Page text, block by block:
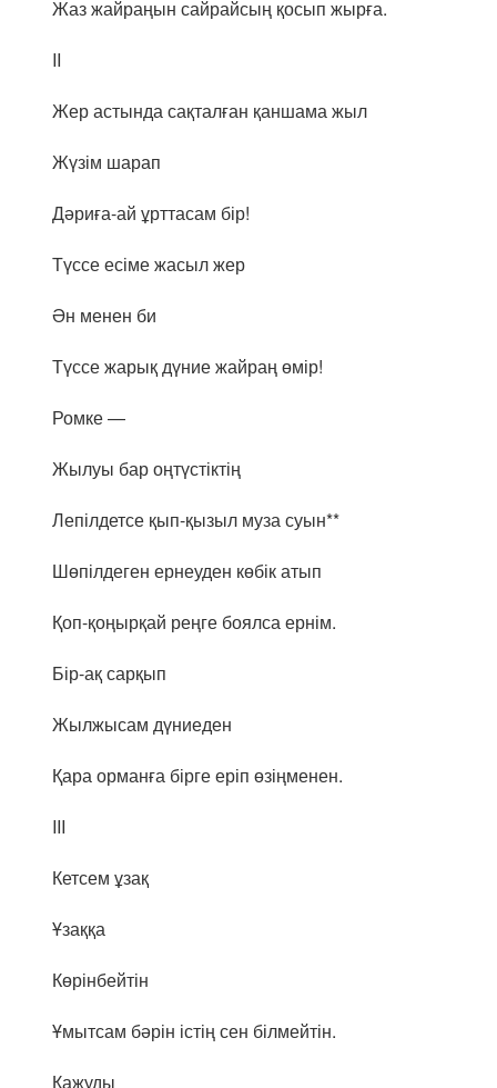
Жаз жайраңын сайрайсың қосып жырға.
II
Жер астында сақталған қаншама жыл
Жүзім шарап
Дәриға-ай ұрттасам бір!
Түссе есіме жасыл жер
Ән менен би
Түссе жарық дүние жайраң өмір!
Ромке —
Жылуы бар оңтүстіктің
Лепілдетсе қып-қызыл муза суын**
Шөпілдеген ернеуден көбік атып
Қоп-қоңырқай реңге боялса ернім.
Бір-ақ сарқып
Жылжысам дүниеден
Қара орманға бірге еріп өзіңменен.
III
Кетсем ұзақ
Ұзаққа
Көрінбейтін
Ұмытсам бәрін істің сен білмейтін.
Қажуды